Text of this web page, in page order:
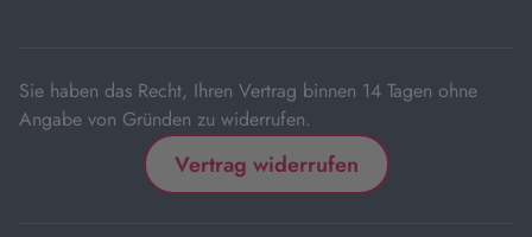
Sie haben das Recht, Ihren Vertrag binnen 14 Tagen ohne
Angabe von Gründen zu widerrufen.
Vertrag widerrufen